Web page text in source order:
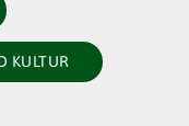
KULTUR